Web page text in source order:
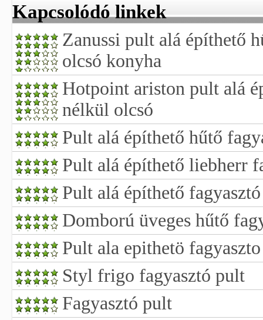
Kapcsolódó linkek
Zanussi pult alá építhető
olcsó konyha
Hotpoint ariston pult alá
nélkül olcsó
Pult alá építhető hűtő
Pult alá építhető liebherr
Pult alá építhető fagyasztó
Domború üveges hűtő
Pult ala epithetö
Styl frigo fagyasztó pult
Fagyasztó pult